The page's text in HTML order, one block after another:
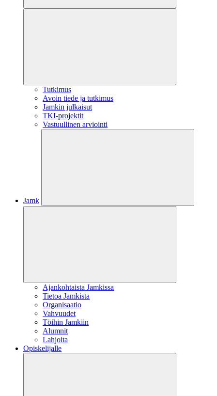
Tutkimus
Avoin tiede ja tutkimus
Jamkin julkaisut
TKI-projektit
Vastuullinen arviointi
Jamk
Ajankohtaista Jamkissa
Tietoa Jamkista
Organisaatio
Vahvuudet
Töihin Jamkiin
Alumnit
Lahjoita
Opiskelijalle